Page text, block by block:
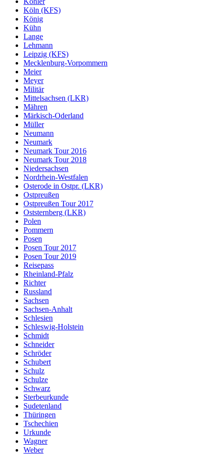
Köln (KFS)
König
Kühn
Lange
Lehmann
Leipzig (KFS)
Mecklenburg-Vorpommern
Meier
Meyer
Militär
Mittelsachsen (LKR)
Mähren
Märkisch-Oderland
Müller
Neumann
Neumark
Neumark Tour 2016
Neumark Tour 2018
Niedersachsen
Nordrhein-Westfalen
Osterode in Ostpr. (LKR)
Ostpreußen
Ostpreußen Tour 2017
Oststernberg (LKR)
Polen
Pommern
Posen
Posen Tour 2017
Posen Tour 2019
Reisepass
Rheinland-Pfalz
Richter
Russland
Sachsen
Sachsen-Anhalt
Schlesien
Schleswig-Holstein
Schmidt
Schneider
Schröder
Schubert
Schulz
Schulze
Schwarz
Sterbeurkunde
Sudetenland
Thüringen
Tschechien
Urkunde
Wagner
Weber